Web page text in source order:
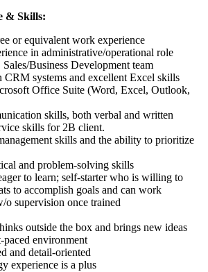
& Skills:
or equivalent work experience
in administrative/operational role
Business Development team
CRM systems and excellent Excel skills
Office Suite (Word, Excel, Outlook,
skills, both verbal and written
skills for 2B client.
skills and the ability to prioritize
and problem-solving skills
to learn; self-starter who is willing to
to accomplish goals and can work
o supervision once trained
outside the box and brings new ideas
paced environment
and detail-oriented
experience is a plus